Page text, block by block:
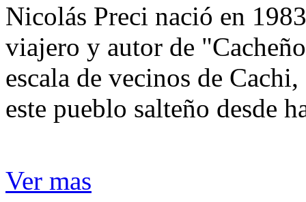
Nicolás Preci nació en
viajero y autor de
escala de vecinos de
este pueblo salteño desde
Ver mas